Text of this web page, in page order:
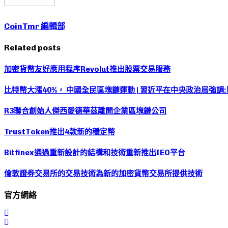
CoinTmr 編輯部
Related posts
加密貨幣友好應用程序Revolut推出股票交易服務
比特幣大漲40%， 中國全民區塊鏈運動 | 習近平在中央政治局強調
R3聯合創始人傑西愛德華茲離開企業區塊鏈公司
TrustToken推出4款新的穩定幣
Bitfinex通過重新設計的結構和技術重新推出IEO平台
倫敦證券交易所的交易技術為新的加密貨幣交易所提供技術
官方網絡